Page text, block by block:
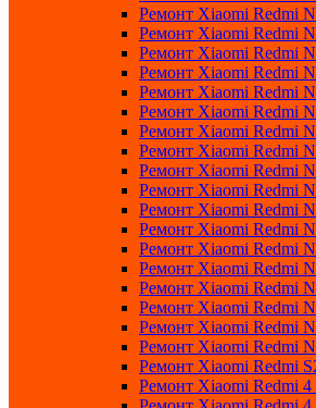
Ремонт Xiaomi Redmi
Ремонт Xiaomi Redmi
Ремонт Xiaomi Redmi
Ремонт Xiaomi Redmi
Ремонт Xiaomi Redmi
Ремонт Xiaomi Redmi
Ремонт Xiaomi Redmi
Ремонт Xiaomi Redmi
Ремонт Xiaomi Redmi
Ремонт Xiaomi Redmi
Ремонт Xiaomi Redmi
Ремонт Xiaomi Redmi
Ремонт Xiaomi Redmi
Ремонт Xiaomi Redmi
Ремонт Xiaomi Redmi
Ремонт Xiaomi Redmi
Ремонт Xiaomi Redmi
Ремонт Xiaomi Redmi
Ремонт Xiaomi Redmi
Ремонт Xiaomi Redmi 4